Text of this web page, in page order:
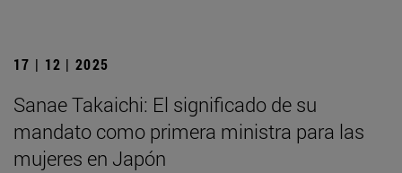
17 | 12 | 2025
Sanae Takaichi: El significado de su
mandato como primera ministra para las
mujeres en Japón